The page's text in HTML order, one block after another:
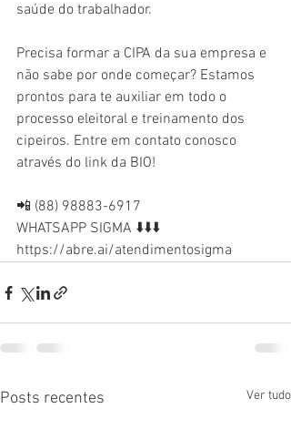
saúde do trabalhador.
Precisa formar a CIPA da sua empresa e
não sabe por onde começar? Estamos
prontos para te auxiliar em todo o
processo eleitoral e treinamento dos
cipeiros. Entre em contato conosco
através do link da BIO!
📲 (88) 98883-6917
WHATSAPP SIGMA ⬇️⬇️⬇️
https://abre.ai/atendimentosigma
Posts recentes Ver tudo